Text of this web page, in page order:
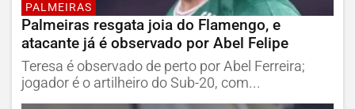
PALMEIRAS
Palmeiras resgata joia do Flamengo, e
atacante já é observado por Abel Felipe
Teresa é observado de perto por Abel Ferreira;
jogador é o artilheiro do Sub-20, com...